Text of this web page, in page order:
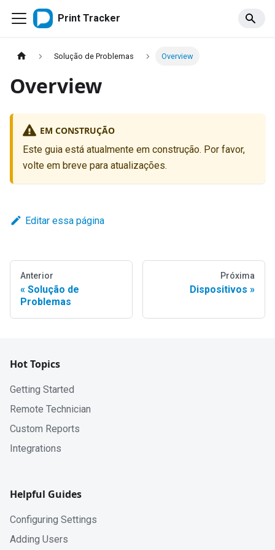
Print Tracker
Solução de Problemas Overview
Overview
EM CONSTRUÇÃO
Este guia está atualmente em construção. Por favor,
volte em breve para atualizações.
Editar essa página
Anterior
Solução de
Problemas
Próxima
Dispositivos
Hot Topics
Getting Started
Remote Technician
Custom Reports
Integrations
Helpful Guides
Configuring Settings
Adding Users